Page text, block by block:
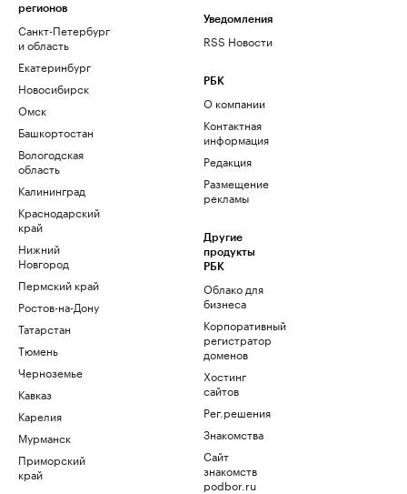
регионов
Санкт-Петербург
и область
Екатеринбург
Новосибирск
Омск
Башкортостан
Вологодская
область
Калининград
Краснодарский
край
Нижний
Новгород
Пермский край
Ростов-на-Дону
Татарстан
Тюмень
Черноземье
Кавказ
Карелия
Мурманск
Приморский
край
Уведомления
RSS Новости
РБК
О компании
Контактная
информация
Редакция
Размещение
рекламы
Другие
продукты
РБК
Облако для
бизнеса
Корпоративный
регистратор
доменов
Хостинг
сайтов
Рег.решения
Знакомства
Сайт
знакомств
podbor.ru